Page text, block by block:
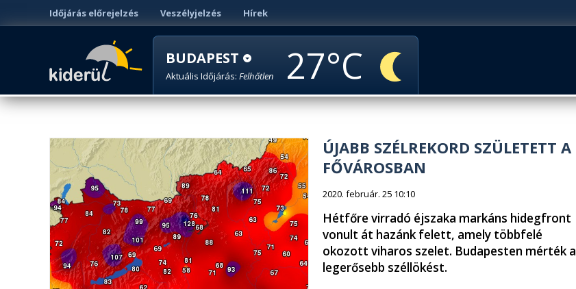
Időjárás előrejelzés Veszélyjelzés Hírek
BUDAPEST
Aktuális Időjárás: Felhőtlen 27
ÚJABB SZÉLREKORD SZÜLETETT A
FŐVÁROSBAN
2020. február. 25 10:10
Hétfőre virradó éjszaka markáns hidegfront
vonult át hazánk felett, amely többfelé
okozott viharos szelet. Budapesten mérték a
legerősebb széllökést.